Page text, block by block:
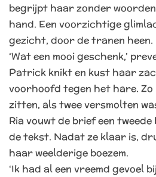
begrijpt haar zonder
hand. Een voorzichtige
gezicht, door de tranen heen.
‘Wat een mooi geschenk,’
Patrick knikt en kust haar
voorhoofd tegen het hare. Zo
zitten, als twee versmolten
Ria vouwt de brief een
de tekst. Nadat ze klaar is,
haar weelderige boezem.
‘Ik had al een vreemd gevoel